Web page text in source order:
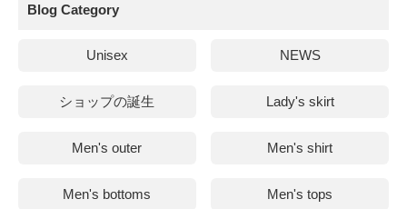
Blog Category
Unisex NEWS
ショップの誕生 Lady's skirt
Men's outer Men's shirt
Men's bottoms Men's tops